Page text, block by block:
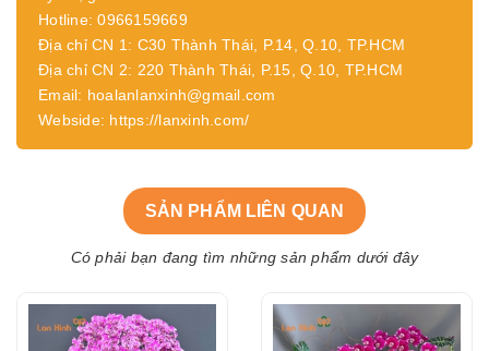
Hotline: 0966159669
Địa chỉ CN 1: C30 Thành Thái, P.14, Q.10, TP.HCM
Địa chỉ CN 2: 220 Thành Thái, P.15, Q.10, TP.HCM
Email: hoalanlanxinh@gmail.com
Webside: https://lanxinh.com/
SẢN PHẨM LIÊN QUAN
Có phải bạn đang tìm những sản phẩm dưới đây